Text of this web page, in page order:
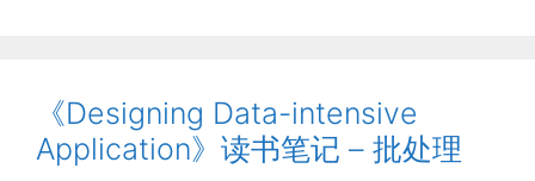
《Designing Data-intensive
Application》读书笔记 – 批处理